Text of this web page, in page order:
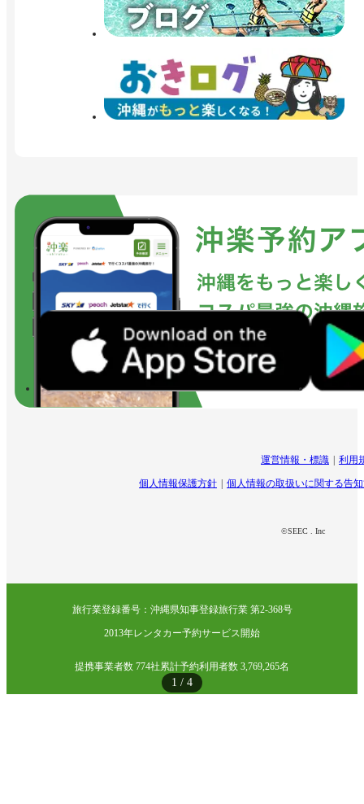
1 / 4
運営情報・標識 利用
個人情報保護方針 個人情報の取扱いに関する告
©SEEC . Inc
旅行業登録番号：沖縄県知事登録旅行業 第2-368号
2013年レンタカー予約サービス開始
提携事業者数 774社累計予約利用者数 3,769,265名